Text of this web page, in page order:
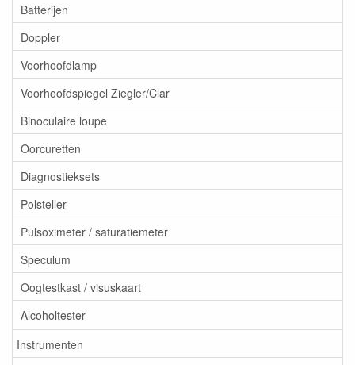
Batterijen
Doppler
Voorhoofdlamp
Voorhoofdspiegel Ziegler/Clar
Binoculaire loupe
Oorcuretten
Diagnostieksets
Polsteller
Pulsoximeter / saturatiemeter
Speculum
Oogtestkast / visuskaart
Alcoholtester
Instrumenten